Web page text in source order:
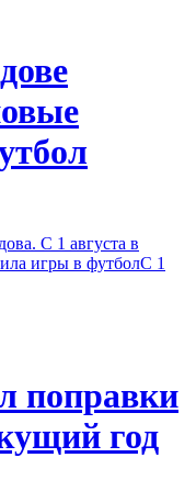
С 1 августа в
игры в футболС 1
поправки
год